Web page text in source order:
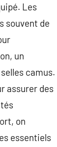
Les
souvent de
un
camus.
assurer des
on
essentiels